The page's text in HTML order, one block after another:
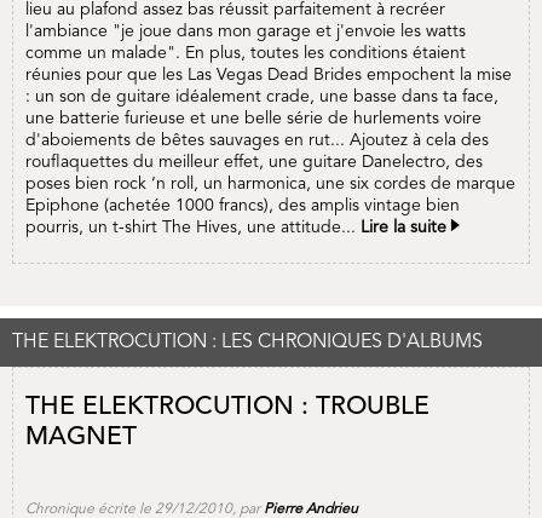
lieu au plafond assez bas réussit parfaitement à recréer
l'ambiance "je joue dans mon garage et j'envoie les watts
comme un malade". En plus, toutes les conditions étaient
réunies pour que les Las Vegas Dead Brides empochent la mise
: un son de guitare idéalement crade, une basse dans ta face,
une batterie furieuse et une belle série de hurlements voire
d'aboiements de bêtes sauvages en rut... Ajoutez à cela des
rouflaquettes du meilleur effet, une guitare Danelectro, des
poses bien rock ‘n roll, un harmonica, une six cordes de marque
Epiphone (achetée 1000 francs), des amplis vintage bien
pourris, un t-shirt The Hives, une attitude... Lire la suite
THE ELEKTROCUTION : LES CHRONIQUES D'ALBUMS
THE ELEKTROCUTION : TROUBLE
MAGNET
Chronique écrite le 29/12/2010, parPierre Andrieu